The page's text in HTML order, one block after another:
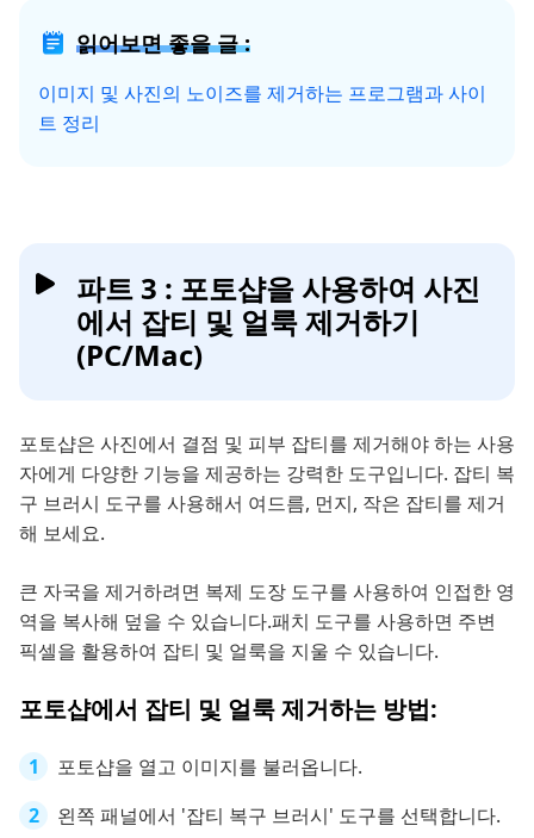
읽어보면 좋을 글 :
이미지 및 사진의 노이즈를 제거하는 프로그램과 사이
트 정리
파트 3 : 포토샵을 사용하여 사진
에서 잡티 및 얼룩 제거하기
(PC/Mac)
포토샵은 사진에서 결점 및 피부 잡티를 제거해야 하는 사용
자에게 다양한 기능을 제공하는 강력한 도구입니다. 잡티 복
구 브러시 도구를 사용해서 여드름, 먼지, 작은 잡티를 제거
해 보세요.
큰 자국을 제거하려면 복제 도장 도구를 사용하여 인접한 영
역을 복사해 덮을 수 있습니다.패치 도구를 사용하면 주변
픽셀을 활용하여 잡티 및 얼룩을 지울 수 있습니다.
포토샵에서 잡티 및 얼룩 제거하는 방법:
포토샵을 열고 이미지를 불러옵니다.
왼쪽 패널에서 '잡티 복구 브러시' 도구를 선택합니다.